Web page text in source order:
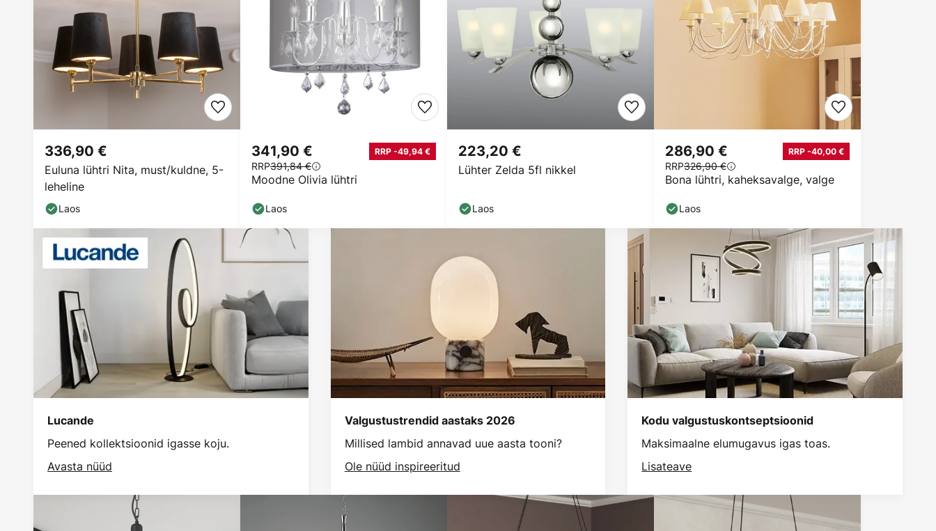
Euluna lühtri Nita, must/kuldne, 5-
leheline
336,90 €
Laos
Moodne Olivia lühtri
341,90 € RRP -49,94 €
RRP391,84 €
Laos
Lühter Zelda 5fl nikkel
223,20 €
Laos
Bona lühtri, kaheksavalge, valge
286,90 € RRP -40,00 €
RRP326,90 €
Laos
Lucande
Peened kollektsioonid igasse koju.
Avasta nüüd
Valgustustrendid aastaks 2026
Millised lambid annavad uue aasta tooni?
Ole nüüd inspireeritud
Kodu valgustuskontseptsioonid
Maksimaalne elumugavus igas toas.
Lisateave